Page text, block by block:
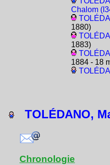
Chalom
1880)
1883)
1884 - 18
TOLÉDANO,
Chronologie